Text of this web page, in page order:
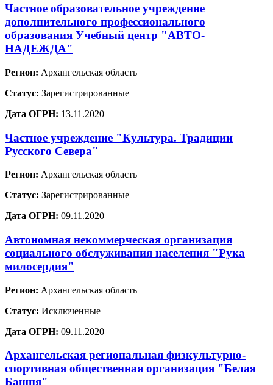
Частное образовательное учреждение
дополнительного профессионального
образования Учебный центр "АВТО-
НАДЕЖДА"
Регион: Архангельская область
Статус: Зарегистрированные
Дата ОГРН: 13.11.2020
Частное учреждение "Культура. Традиции
Русского Севера"
Регион: Архангельская область
Статус: Зарегистрированные
Дата ОГРН: 09.11.2020
Автономная некоммерческая организация
социального обслуживания населения "Рука
милосердия"
Регион: Архангельская область
Статус: Исключенные
Дата ОГРН: 09.11.2020
Архангельская региональная физкультурно-
спортивная общественная организация "Белая
Башня"